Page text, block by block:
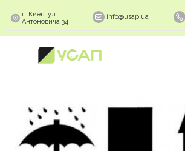
г. Киев, ул.
Антоновича 34
info@usap.ua